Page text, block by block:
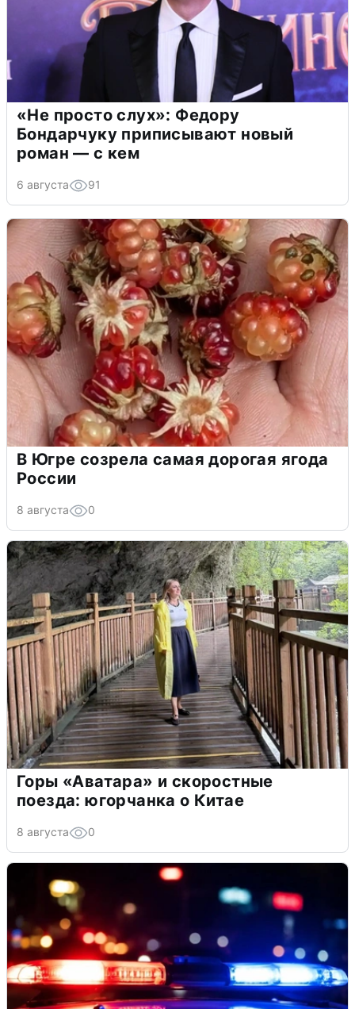
«Не просто слух»: Федору
Бондарчуку приписывают новый
роман — с кем
6 августа 91
В Югре созрела самая дорогая ягода
России
8 августа 0
Горы «Аватара» и скоростные
поезда: югорчанка о Китае
8 августа 0